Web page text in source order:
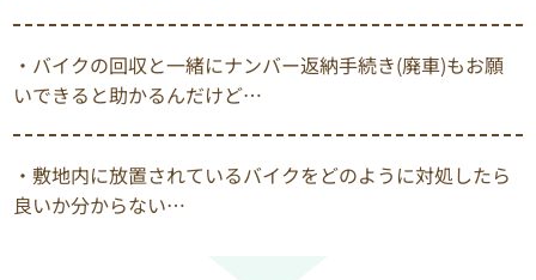
・バイクの回収と一緒にナンバー返納手続き(廃車)もお願
いできると助かるんだけど…
・敷地内に放置されているバイクをどのように対処したら
良いか分からない…